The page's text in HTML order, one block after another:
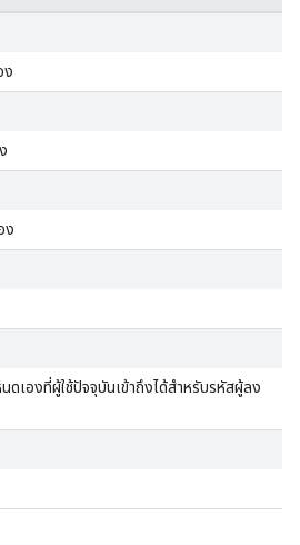
ง
ง
ดเองที่ผู้ใช้ปัจจุบันเข้าถึงได้สำหรับรหัสผู้ลง